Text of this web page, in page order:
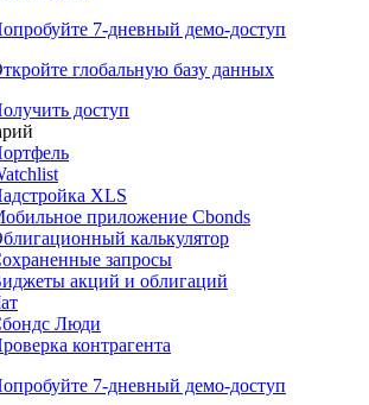
7-дневный демо-доступ
глобальную базу данных
доступ
XLS
приложение Cbonds
калькулятор
запросы
акций и облигаций
Люди
контрагента
7-дневный демо-доступ